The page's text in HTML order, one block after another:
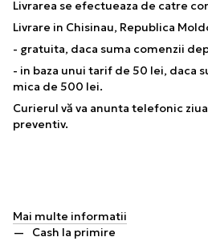
Livrarea se efectueaza de catre
Livrare in Chisinau, Republica
- gratuita, daca suma comenzii
- in baza unui tarif de 50 lei, daca
mica de 500 lei.
Curierul vă va anunta telefonic
preventiv.
Mai multe informatii
Cash la primire